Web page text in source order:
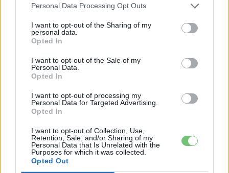
Personal Data Processing Opt Outs
I want to opt-out of the Sharing of my
personal data.
Opted In
I want to opt-out of the Sale of my
Personal Data.
Opted In
I want to opt-out of processing my
Personal Data for Targeted Advertising.
Opted In
I want to opt-out of Collection, Use,
Retention, Sale, and/or Sharing of my
Personal Data that Is Unrelated with the
Purposes for which it was collected.
Opted Out
ahol a feltételek a leginkább adottak. Ami azt jelenti, hogy
fokozatosan bővíthető bevezetés — pontosan az a
modell, amit a logisztikai szakma
Bizonyítja, hogy az elektromos
nyerges vontató már nem jövő,
hanem jelen
A HARIBO lépése messze túlmutat egy édességmárka
belügyén. Évekig az volt az általános vélekedés, hogy az
elektromos nyerges vontató legfeljebb városi elosztásra
jó, a tényleges, telephelyek közötti regionális